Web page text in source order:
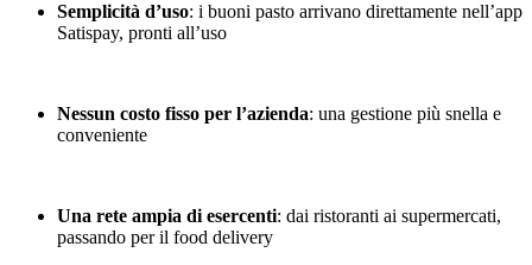
Semplicità d’uso: i buoni pasto arrivano direttamente nell’app
Satispay, pronti all’uso
Nessun costo fisso per l’azienda: una gestione più snella e
conveniente
Una rete ampia di esercenti: dai ristoranti ai supermercati,
passando per il food delivery